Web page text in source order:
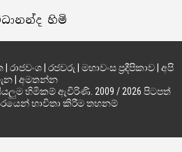
හිමි
| රාජවංශ| රජවරු මහාවංස ප්‍රදීපිකාව| අපි
අමතන්න
සියලුම හිමිකම් ඇවිරිණි. 2009 / 2026 පිටපත්
භාවිතා කිරීම තහනම්